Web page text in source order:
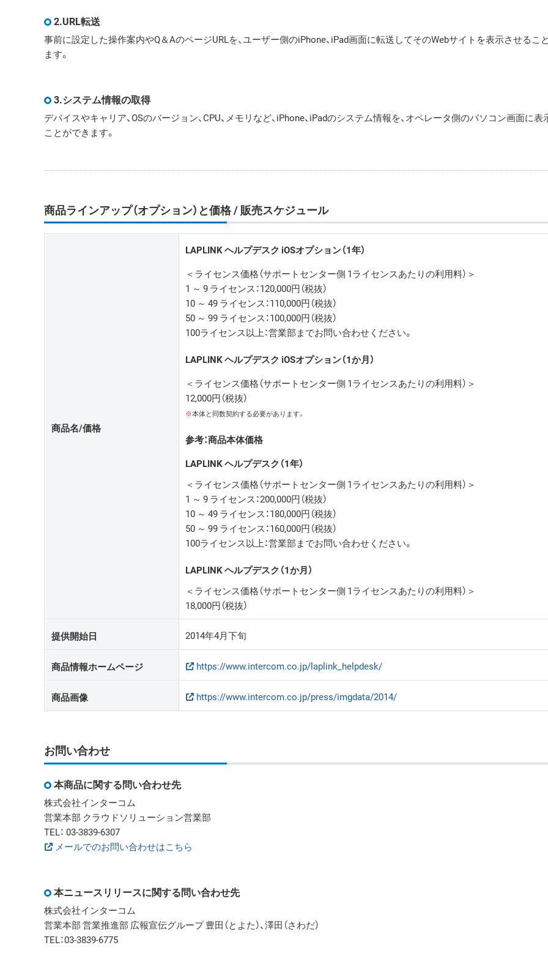
2.URL転送
事前に設定した操作案内やQ＆AのページURLを、ユーザー側のiPhone、iPad画面に転送してそのWebサイトを表示させるこ
ます。
3.システム情報の取得
デバイスやキャリア、OSのバージョン、CPU、メモリなど、iPhone、iPadのシステム情報を、オペレータ側のパソコン画面に表
ことができます。
商品ラインアップ（オプション）と価格 / 販売スケジュール
商品名/価格
LAPLINK ヘルプデスク iOSオプション（1年）
＜ライセンス価格（サポートセンター側 1ライセンスあたりの利用料）＞
1 ～ 9 ライセンス：120,000円（税抜）
10 ～ 49 ライセンス：110,000円（税抜）
50 ～ 99 ライセンス：100,000円（税抜）
100ライセンス以上：営業部までお問い合わせください。
LAPLINK ヘルプデスク iOSオプション（1か月）
＜ライセンス価格（サポートセンター側 1ライセンスあたりの利用料）＞
12,000円（税抜）
※本体と同数契約する必要があります。
参考：商品本体価格
LAPLINK ヘルプデスク（1年）
＜ライセンス価格（サポートセンター側 1ライセンスあたりの利用料）＞
1 ～ 9 ライセンス：200,000円（税抜）
10 ～ 49 ライセンス：180,000円（税抜）
50 ～ 99 ライセンス：160,000円（税抜）
100ライセンス以上：営業部までお問い合わせください。
LAPLINK ヘルプデスク（1か月）
＜ライセンス価格（サポートセンター側 1ライセンスあたりの利用料）＞
18,000円（税抜）
提供開始日 2014年4月下旬
商品情報ホームページ https://www.intercom.co.jp/laplink_helpdesk/
商品画像 https://www.intercom.co.jp/press/imgdata/2014/
お問い合わせ
本商品に関する問い合わせ先
株式会社インターコム
営業本部 クラウドソリューション営業部
TEL： 03-3839-6307
メールでのお問い合わせはこちら
本ニュースリリースに関する問い合わせ先
株式会社インターコム
営業本部 営業推進部 広報宣伝グループ 豊田（とよた）、澤田（さわだ）
TEL：03-3839-6775